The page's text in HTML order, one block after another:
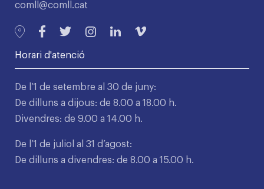
comll@comll.cat
Horari d'atenció
De l’1 de setembre al 30 de juny:
De dilluns a dijous: de 8.00 a 18.00 h.
Divendres: de 9.00 a 14.00 h.
De l’1 de juliol al 31 d’agost:
De dilluns a divendres: de 8.00 a 15.00 h.